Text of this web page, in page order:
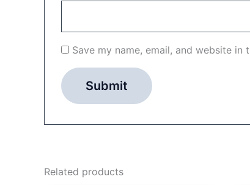
Save my name, email, and website
Related products